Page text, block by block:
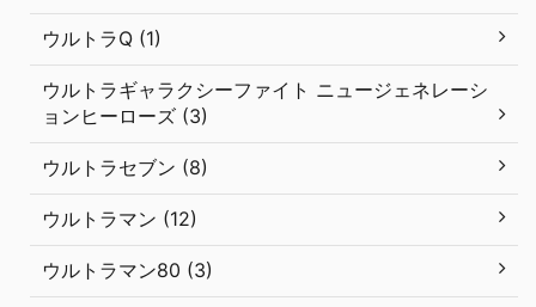
ウルトラQ (1)
ウルトラギャラクシーファイト ニュージェネレーシ
ョンヒーローズ (3)
ウルトラセブン (8)
ウルトラマン (12)
ウルトラマン80 (3)